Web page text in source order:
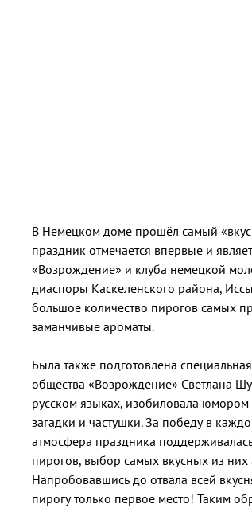
В Немецком доме прошёл самый
праздник отмечается впервые и
«Возрождение» и клуба немецкой
диаспоры Каскеленского района,
большое количество пирогов самых
заманчивые ароматы.
Была также подготовлена
общества «Возрождение» Светлана
русском языках, изобиловала
загадки и частушки. За победу в
атмосфера праздника
пирогов, выбор самых вкусных из
Напробовавшись до отвала всей
пирогу только первое место! Таким